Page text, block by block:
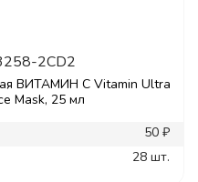
2CD2
ВИТАМИН С Vitamin Ultra
Mask, 25 мл
50 ₽
28 шт.